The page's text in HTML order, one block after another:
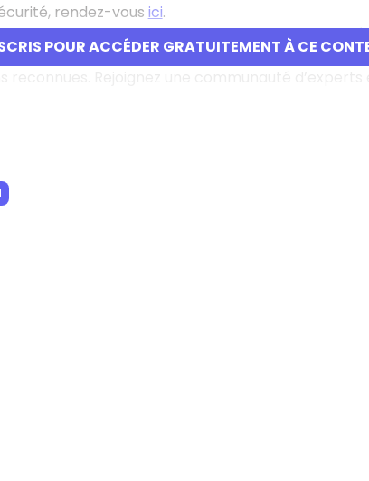
POUR ACCÉDER GRATUITEMENT À CE
rendez-vous ici.
plus de 300 formations en ligne gratuites pour
et des infrastructures. Accessibles en français,